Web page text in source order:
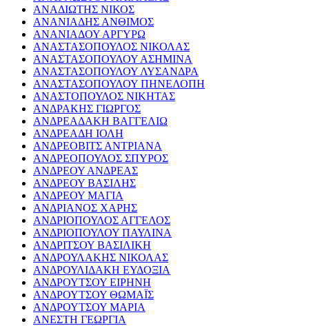
ΑΝΑΔΙΩΤΗΣ ΝΙΚΟΣ
ΑΝΑΝΙΑΔΗΣ ΑΝΘΙΜΟΣ
ΑΝΑΝΙΑΔΟΥ ΑΡΓΥΡΩ
ΑΝΑΣΤΑΣΟΠΟΥΛΟΣ ΝΙΚΟΛΑΣ
ΑΝΑΣΤΑΣΟΠΟΥΛΟΥ ΑΣΗΜΙΝΑ
ΑΝΑΣΤΑΣΟΠΟΥΛΟΥ ΛΥΣΑΝΔΡΑ
ΑΝΑΣΤΑΣΟΠΟΥΛΟΥ ΠΗΝΕΛΟΠΗ
ΑΝΑΣΤΟΠΟΥΛΟΣ ΝΙΚΗΤΑΣ
ΑΝΔΡΑΚΗΣ ΓΙΩΡΓΟΣ
ΑΝΔΡΕΑΔΑΚΗ ΒΑΓΓΕΛΙΩ
ΑΝΔΡΕΑΔΗ ΙΟΛΗ
ΑΝΔΡΕΟΒΙΤΣ ΑΝΤΡΙΑΝΑ
ΑΝΔΡΕΟΠΟΥΛΟΣ ΣΠΥΡΟΣ
ΑΝΔΡΕΟΥ ΑΝΔΡΕΑΣ
ΑΝΔΡΕΟΥ ΒΑΣΙΛΗΣ
ΑΝΔΡΕΟΥ ΜΑΓΙΑ
ΑΝΔΡΙΑΝΟΣ ΧΑΡΗΣ
ΑΝΔΡΙΟΠΟΥΛΟΣ ΑΓΓΕΛΟΣ
ΑΝΔΡΙΟΠΟΥΛΟΥ ΠΑΥΛΙΝΑ
ΑΝΔΡΙΤΣΟΥ ΒΑΣΙΛΙΚΗ
ΑΝΔΡΟΥΛΑΚΗΣ ΝΙΚΟΛΑΣ
ΑΝΔΡΟΥΛΙΔΑΚΗ ΕΥΔΟΞΙΑ
ΑΝΔΡΟΥΤΣΟΥ ΕΙΡΗΝΗ
ΑΝΔΡΟΥΤΣΟΥ ΘΩΜΑΪΣ
ΑΝΔΡΟΥΤΣΟΥ ΜΑΡΙΑ
ΑΝΕΣΤΗ ΓΕΩΡΓΙΑ